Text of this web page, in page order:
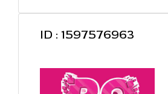
ID : 1597576963